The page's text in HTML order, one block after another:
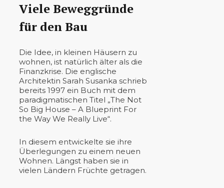
Viele Beweggründe
für den Bau
Die Idee, in kleinen Häusern zu
wohnen, ist natürlich älter als die
Finanzkrise. Die englische
Architektin Sarah Susanka schrieb
bereits 1997 ein Buch mit dem
paradigmatischen Titel „The Not
So Big House – A Blueprint For
the Way We Really Live“.
In diesem entwickelte sie ihre
Überlegungen zu einem neuen
Wohnen. Längst haben sie in
vielen Ländern Früchte getragen.